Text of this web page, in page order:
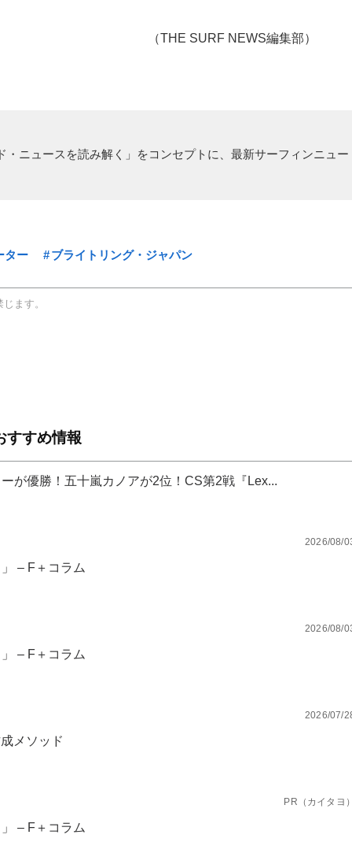
（THE SURF NEWS編集部）
ニュースを読み解く」をコンセプトに、最新サーフィンニュー
ター ブライトリング・ジャパン
ます。
すすめ情報
が優勝！五十嵐カノアが2位！CS第2戦『Lex...
2026/08/
– F＋コラム
2026/08/
– F＋コラム
2026/07/
メソッド
PR（カイタヨ
– F＋コラム